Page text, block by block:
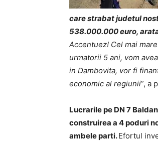
care strabat judetul
538.000.000 euro,
Accentuez! Cel mai
urmatorii 5 ani, vom
in Dambovita, vor fi
economic al regiunii”, a
Lucrarile pe DN 7
construirea a 4 poduri
ambele parti.Efortul